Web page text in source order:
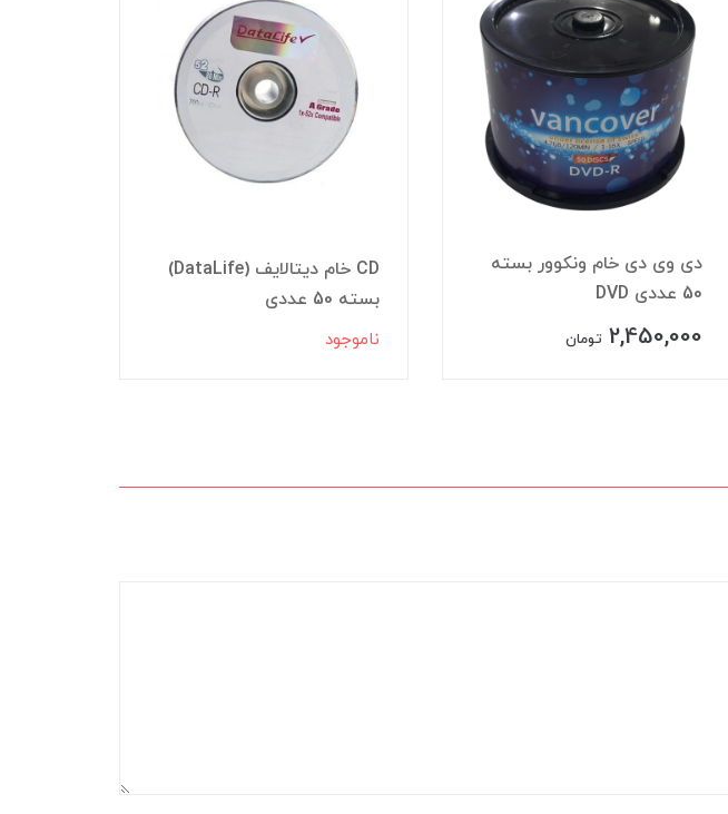
دی وی دی خام ونکوور بسته
50 عددی DVD
2,450,000 تومان
CD خام دیتالایف (DataLife)
بسته 50 عددی
ناموجود